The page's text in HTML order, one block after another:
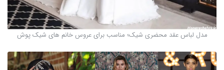
مدل لباس عقد محضری شیک؛ مناسب برای عروس خانم های شیک پوش